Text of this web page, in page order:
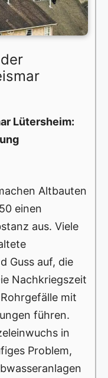
Lütersheim:
Altbauten
einen
aus. Viele
Guss auf, die
Nachkriegszeit
mit
führen.
in
Problem,